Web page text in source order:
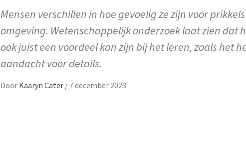
Mensen verschillen in hoe gevoelig ze zijn voor
omgeving. Wetenschappelijk onderzoek laat zien dat
ook juist een voordeel kan zijn bij het leren, zoals het
aandacht voor details.
Door Kaaryn Cater / 7 december 2023